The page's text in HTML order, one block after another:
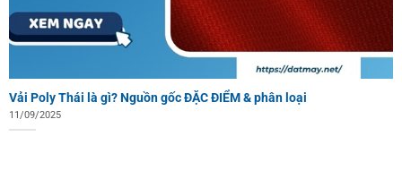
Vải Poly Thái là gì? Nguồn gốc ĐẶC ĐIỂM & phân loại
11/09/2025